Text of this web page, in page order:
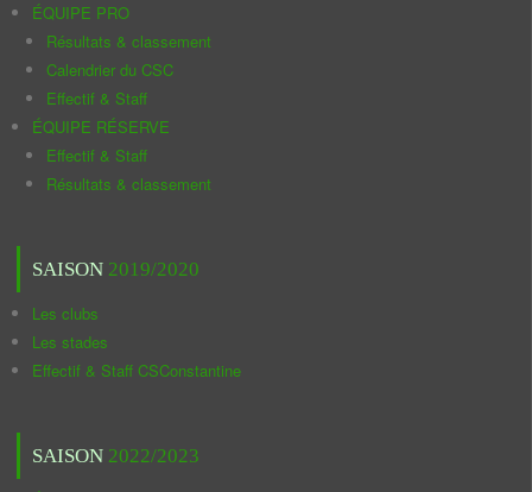
ÉQUIPE PRO
Résultats & classement
Calendrier du CSC
Effectif & Staff
ÉQUIPE RÉSERVE
Effectif & Staff
Résultats & classement
SAISON 2019/2020
Les clubs
Les stades
Effectif & Staff CSConstantine
SAISON 2022/2023